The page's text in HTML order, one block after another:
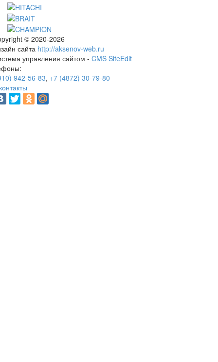
© 2020-2026
сайта http://aksenov-web.ru
управления сайтом - CMS SiteEdit
942-56-83, +7 (4872) 30-79-80